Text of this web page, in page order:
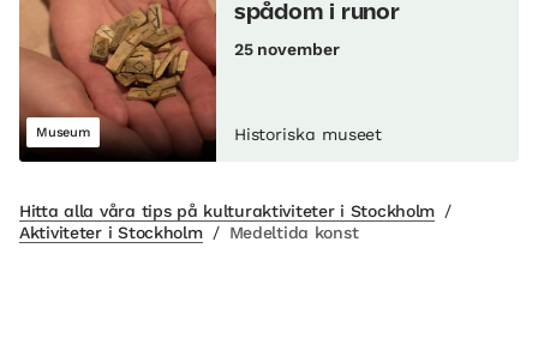
Museum
spådom i runor
25 november
Historiska museet
Hitta alla våra tips på kulturaktiviteter i Stockholm /
Aktiviteter i Stockholm / Medeltida konst